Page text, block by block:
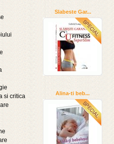
si critica
Slabeste Gar...
Alina-ti beb...